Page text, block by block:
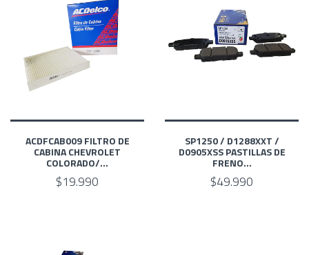
ACDFCAB009 FILTRO DE
CABINA CHEVROLET
COLORADO/...
$19.990
SP1250 / D1288XXT /
D0905XSS PASTILLAS DE
FRENO...
$49.990